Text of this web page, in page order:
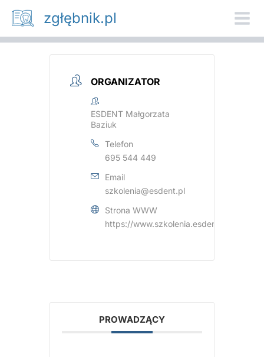
Przejdź
treści
zgłębnik.pl
ORGANIZATOR
ESDENT Małgorzata
Baziuk
Telefon
695 544 449
Email
szkolenia@esdent.pl
Strona WWW
https://www.szkolenia.esdent.pl/
PROWADZĄCY